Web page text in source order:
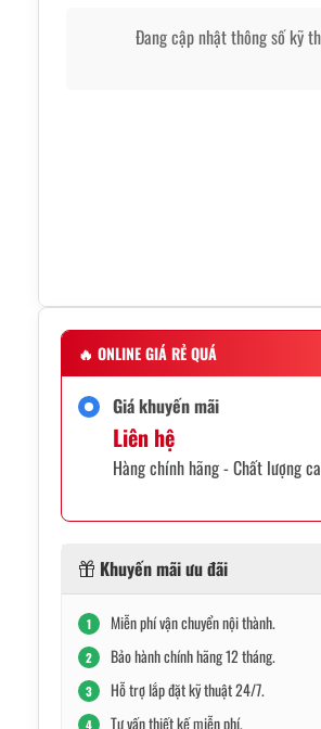
Đang cập nhật thông số kỹ
🔥 ONLINE GIÁ RẺ QUÁ
Giá khuyến mãi
Liên hệ
Hàng chính hãng - Chất lượng
Khuyến mãi ưu đãi
1 Miễn phí vận chuyển nội thành.
2 Bảo hành chính hãng 12 tháng.
3 Hỗ trợ lắp đặt kỹ thuật 24/7.
4 Tư vấn thiết kế miễn phí.